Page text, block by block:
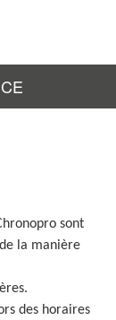
sont
la manière
des horaires